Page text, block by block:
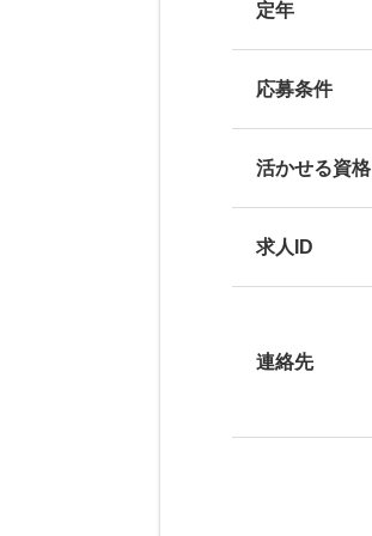
定年
応募条件
活かせる資格
求人ID
連絡先